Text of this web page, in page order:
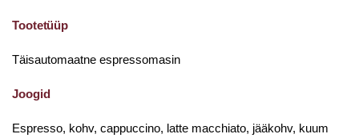
Tootetüüp
Täisautomaatne espressomasin
Joogid
Espresso, kohv, cappuccino, latte macchiato, jääkohv, kuum